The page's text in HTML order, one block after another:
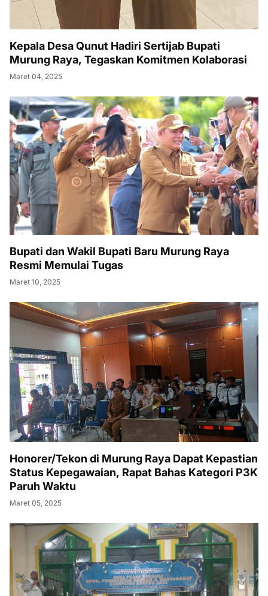
Kepala Desa Qunut Hadiri Sertijab Bupati
Murung Raya, Tegaskan Komitmen Kolaborasi
Maret 04, 2025
Bupati dan Wakil Bupati Baru Murung Raya
Resmi Memulai Tugas
Maret 10, 2025
Honorer/Tekon di Murung Raya Dapat Kepastian
Status Kepegawaian, Rapat Bahas Kategori P3K
Paruh Waktu
Maret 05, 2025